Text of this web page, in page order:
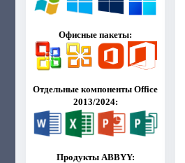
Офисные пакеты:
Отдельные компоненты Office
2013/2024:
Продукты ABBYY: